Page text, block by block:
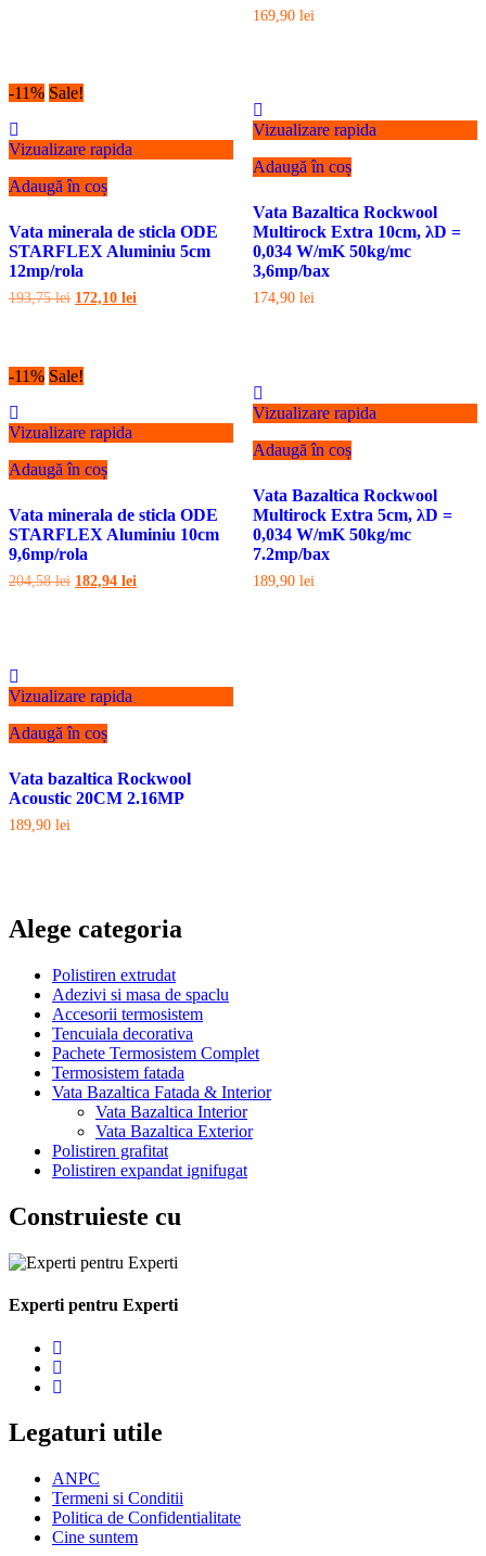
169,90 lei
-11% Sale!
Vizualizare rapida
Adaugă în coș
Vata minerala de sticla ODE
STARFLEX Aluminiu 5cm
12mp/rola
193,75lei Prețul
193,75 lei.
172,10 lei
Vizualizare rapida
Adaugă în coș
Vata Bazaltica Rockwool
Multirock Extra 10cm, λD =
0,034 W/mK 50kg/mc
3,6mp/bax
174,90 lei
-11% Sale!
Vizualizare rapida
Adaugă în coș
Vata minerala de sticla ODE
STARFLEX Aluminiu 10cm
9,6mp/rola
204,58lei Prețul
182,94 lei
Vizualizare rapida
Adaugă în coș
Vata Bazaltica Rockwool
Multirock Extra 5cm, λD =
0,034 W/mK 50kg/mc
7.2mp/bax
189,90 lei
Vizualizare rapida
Adaugă în coș
Vata bazaltica Rockwool
Acoustic 20CM 2.16MP
189,90 lei
Alege categoria
Polistiren extrudat
Adezivi si masa de spaclu
Accesorii termosistem
Tencuiala decorativa
Pachete Termosistem Complet
Termosistem fatada
Vata Bazaltica Fatada & Interior
Vata Bazaltica Interior
Vata Bazaltica Exterior
Polistiren grafitat
Polistiren expandat ignifugat
Construieste cu
Experti pentru Experti
Legaturi utile
ANPC
Termeni si Conditii
Politica de Confidentialitate
Cine suntem